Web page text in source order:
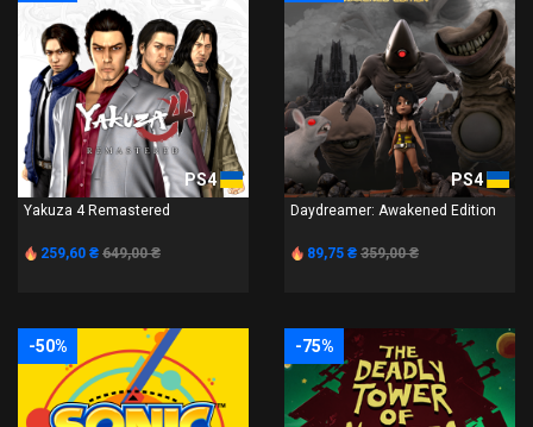
PS4
Yakuza 4 Remastered
259,60 ₴ 649,00 ₴
PS4
Daydreamer: Awakened Edition
89,75 ₴ 359,00 ₴
-50% -75%